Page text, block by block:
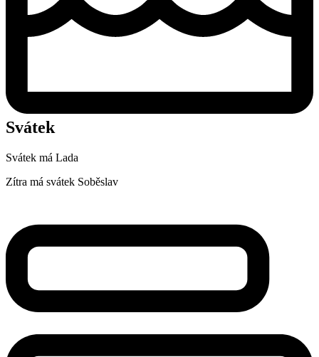
Svátek
Svátek má Lada
Zítra má svátek Soběslav